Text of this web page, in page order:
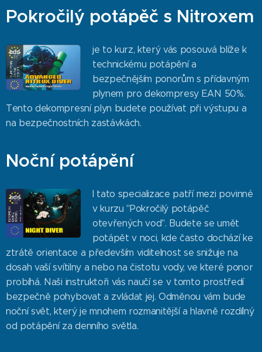
Pokročilý potápěč s Nitroxem
je to kurz, který vás posouvá blíže k
technickému potápění a
bezpečnějším ponorům s přídavným
plynem pro dekompresy EAN 50%.
Tento dekompresní plyn budete používat při výstupu a
na bezpečnostních zastávkách.
Noční potápění
I tato specializace patří mezi povinné
v kurzu "Pokročilý potápěč
otevřených vod". Budete se umět
potápět v noci, kde často dochází ke
ztrátě orientace a především viditelnost se snižuje na
dosah vaší svítilny a nebo na čistotu vody, ve které ponor
probíhá. Naši instruktoři vás naučí se v tomto prostředí
bezpečně pohybovat a zvládat jej. Odměnou vám bude
noční svět, který je mnohem rozmanitější a hlavně rozdílný
od potápění za denního světla.